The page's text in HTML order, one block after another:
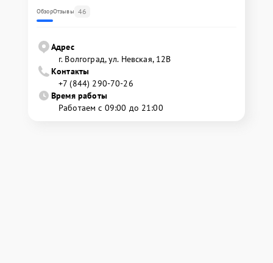
ОбзорОтзывы 46
Адрес
г. Волгоград, ул. Невская, 12В
Контакты
+7 (844) 290-70-26
Время работы
Работаем с 09:00 до 21:00